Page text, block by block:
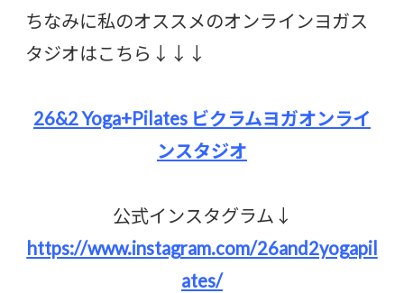
ちなみに私のオススメのオンラインヨガス
タジオはこちら↓↓↓
26&2 Yoga+Pilates ビクラムヨガオンライ
ンスタジオ
公式インスタグラム↓
https://www.instagram.com/26and2yogapil
ates/